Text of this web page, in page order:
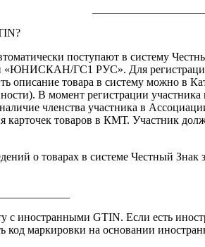
поступают в систему
«ЮНИСКАН/ГС1 РУС». Для
описание товара в систему можно в
В момент регистрации
членства участника в
карточек товаров в КМТ. Участник
о товарах в системе Честный Знак
с иностранными GTIN. Если есть
маркировки на основании